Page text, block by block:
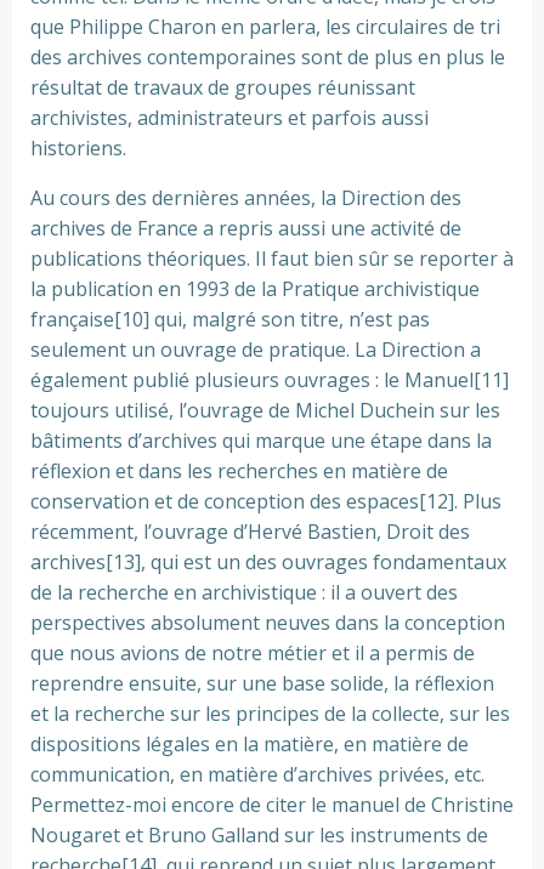
que Philippe Charon en parlera, les circulaires de tri
des archives contemporaines sont de plus en plus le
résultat de travaux de groupes réunissant
archivistes, administrateurs et parfois aussi
historiens.
Au cours des dernières années, la Direction des
archives de France a repris aussi une activité de
publications théoriques. Il faut bien sûr se reporter à
la publication en 1993 de la Pratique archivistique
française[10] qui, malgré son titre, n’est pas
seulement un ouvrage de pratique. La Direction a
également publié plusieurs ouvrages : le Manuel[11]
toujours utilisé, l’ouvrage de Michel Duchein sur les
bâtiments d’archives qui marque une étape dans la
réflexion et dans les recherches en matière de
conservation et de conception des espaces[12]. Plus
récemment, l’ouvrage d’Hervé Bastien, Droit des
archives[13], qui est un des ouvrages fondamentaux
de la recherche en archivistique : il a ouvert des
perspectives absolument neuves dans la conception
que nous avions de notre métier et il a permis de
reprendre ensuite, sur une base solide, la réflexion
et la recherche sur les principes de la collecte, sur les
dispositions légales en la matière, en matière de
communication, en matière d’archives privées, etc.
Permettez-moi encore de citer le manuel de Christine
Nougaret et Bruno Galland sur les instruments de